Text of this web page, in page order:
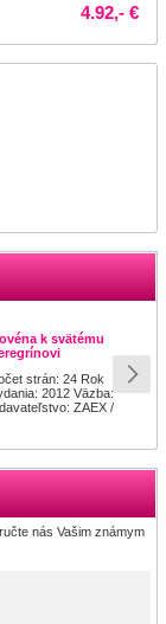
4.92,- €
k svätému
strán: 24 Rok
2012 Väzba:
ZAEX /
nás Vašim známym